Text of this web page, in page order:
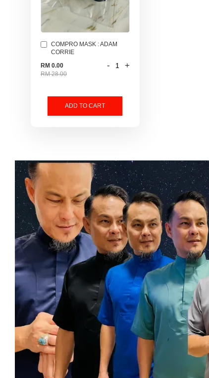
COMPRO MASK : ADAM
CORRIE
RM 0.00
RM 28.00
- +
ADD TO CART